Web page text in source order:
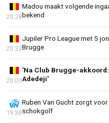
Madou maakt volgende
bekend
20:28
Jupiler Pro League met 5
Brugge
20:22
'Na Club Brugge-
Adedeji'
20:00
Ruben Van Gucht zorgt
schokgolf
19:38